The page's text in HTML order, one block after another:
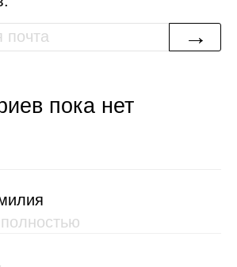
→
пока нет